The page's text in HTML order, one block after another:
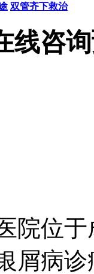
双管齐下救治
线咨
院位
屑病